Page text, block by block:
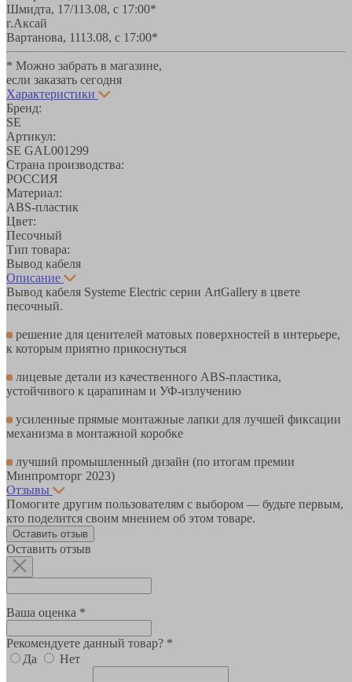
Шмидта, 17/113.08, с 17:00*
г.Аксай
Вартанова, 1113.08, с 17:00*
* Можно забрать в магазине,
если заказать сегодня
Характеристики
Бренд:
SE
Артикул:
SE GAL001299
Страна производства:
РОССИЯ
Материал:
ABS-пластик
Цвет:
Песочный
Тип товара:
Вывод кабеля
Описание
Вывод кабеля Systeme Electric серии ArtGallery в цвете
песочный.
решение для ценителей матовых поверхностей в интерьере,
к которым приятно прикоснуться
лицевые детали из качественного ABS-пластика,
устойчивого к царапинам и УФ-излучению
усиленные прямые монтажные лапки для лучшей фиксации
механизма в монтажной коробке
лучший промышленный дизайн (по итогам премии
Минпромторг 2023)
Отзывы
Помогите другим пользователям с выбором — будьте первым,
кто поделится своим мнением об этом товаре.
Оставить отзыв
Оставить отзыв
Ваша оценка *
Рекомендуете данный товар? *
Да
Нет